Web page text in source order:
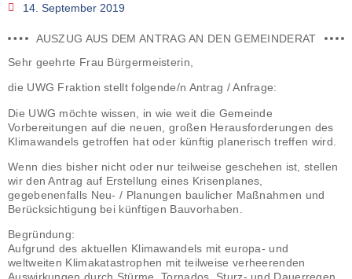
14. September 2019
AUSZUG AUS DEM ANTRAG AN DEN GEMEINDERAT
Sehr geehrte Frau Bürgermeisterin,
die UWG Fraktion stellt folgende/n Antrag / Anfrage:
Die UWG möchte wissen, in wie weit die Gemeinde
Vorbereitungen auf die neuen, großen Herausforderungen des
Klimawandels getroffen hat oder künftig planerisch treffen wird.
Wenn dies bisher nicht oder nur teilweise geschehen ist, stellen
wir den Antrag auf Erstellung eines Krisenplanes,
gegebenenfalls Neu- / Planungen baulicher Maßnahmen und
Berücksichtigung bei künftigen Bauvorhaben.
Begründung:
Aufgrund des aktuellen Klimawandels mit europa- und
weltweiten Klimakatastrophen mit teilweise verheerenden